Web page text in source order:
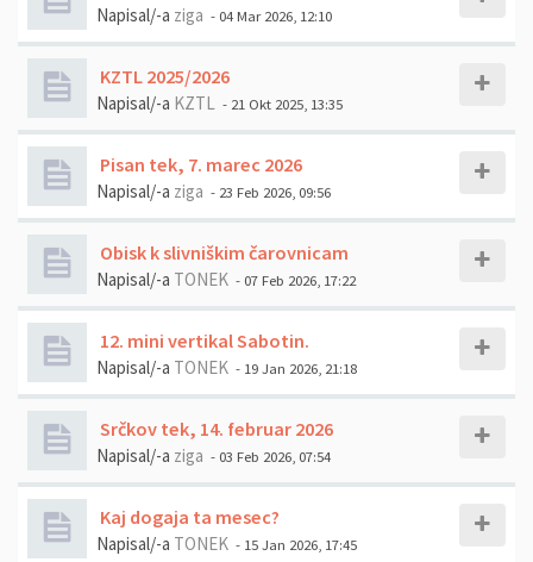
Napisal/-a ziga - 04 Mar 2026, 12:10
KZTL 2025/2026
Napisal/-a KZTL - 21 Okt 2025, 13:35
Pisan tek, 7. marec 2026
Napisal/-a ziga - 23 Feb 2026, 09:56
Obisk k slivniškim čarovnicam
Napisal/-a TONEK - 07 Feb 2026, 17:22
12. mini vertikal Sabotin.
Napisal/-a TONEK - 19 Jan 2026, 21:18
Srčkov tek, 14. februar 2026
Napisal/-a ziga - 03 Feb 2026, 07:54
Kaj dogaja ta mesec?
Napisal/-a TONEK - 15 Jan 2026, 17:45